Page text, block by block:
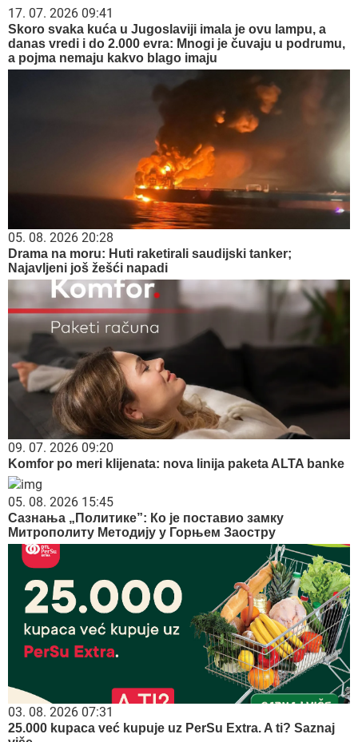
17. 07. 2026 09:41
Skoro svaka kuća u Jugoslaviji imala je ovu lampu, a
danas vredi i do 2.000 evra: Mnogi je čuvaju u podrumu,
a pojma nemaju kakvo blago imaju
05. 08. 2026 20:28
Drama na moru: Huti raketirali saudijski tanker;
Najavljeni još žešći napadi
09. 07. 2026 09:20
Komfor po meri klijenata: nova linija paketa ALTA banke
05. 08. 2026 15:45
Сазнања „Политике”: Ко је поставио замку
Митрополиту Методију у Горњем Заостру
03. 08. 2026 07:31
25.000 kupaca već kupuje uz PerSu Extra. A ti? Saznaj